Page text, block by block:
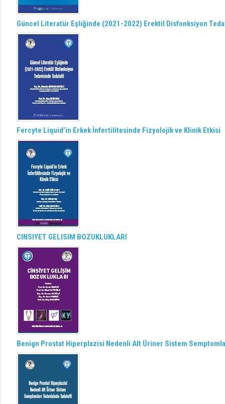
Güncel Literatür Eşliğinde (2021-2022) Erektil Disfonksiyon
Fercyte Liquid’in Erkek İnfertilitesinde Fizyolojik ve Klinik Etkisi
CINSIYET GELISIM BOZUKLUKLARI
Benign Prostat Hiperplazisi Nedenli Alt Üriner Sistem